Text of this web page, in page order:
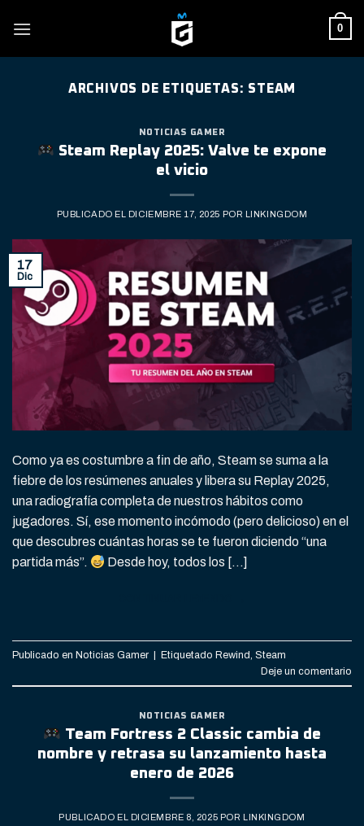
0
ARCHIVOS DE ETIQUETAS: STEAM
NOTICIAS GAMER
Steam Replay 2025: Valve te expone
el vicio
PUBLICADO EL DICIEMBRE 17, 2025 POR LINKINGDOM
17
Dic
Como ya es costumbre a fin de año, Steam se suma a la
fiebre de los resúmenes anuales y libera su Replay 2025,
una radiografía completa de nuestros hábitos como
jugadores. Sí, ese momento incómodo (pero delicioso) en el
que descubres cuántas horas se te fueron diciendo “una
partida más”.
Desde hoy, todos los […]
Publicado en Noticias Gamer | Etiquetado Rewind Steam
Deje un comentario
NOTICIAS GAMER
Team Fortress 2 Classic cambia de
nombre y retrasa su lanzamiento hasta
enero de 2026
PUBLICADO EL DICIEMBRE 8, 2025 POR LINKINGDOM